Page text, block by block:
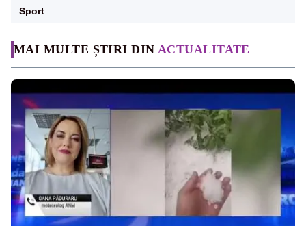
MAI MULTE ȘTIRI DIN ACTUALITATE
Sport